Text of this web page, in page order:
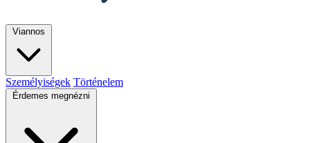
Viannos
Személyiségek Történelem
Érdemes megnézni